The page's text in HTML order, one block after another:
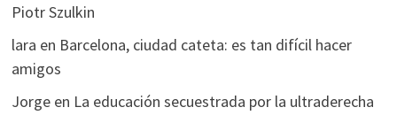
Piotr Szulkin
lara en Barcelona, ciudad cateta: es tan difícil hacer
amigos
Jorgeen La educación secuestrada por la ultraderecha